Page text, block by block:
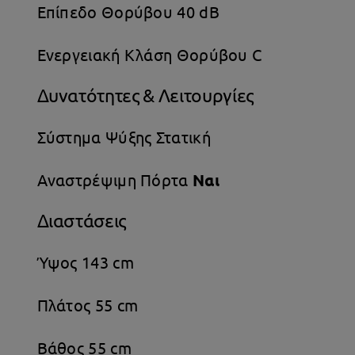
Επίπεδο Θορύβου 40 dB
Ενεργειακή Κλάση Θορύβου C
Δυνατότητες & Λειτουργίες
Σύστημα Ψύξης Στατική
Αναστρέψιμη Πόρτα Ναι
Διαστάσεις
Ύψος 143 cm
Πλάτος 55 cm
Βάθος 55 cm